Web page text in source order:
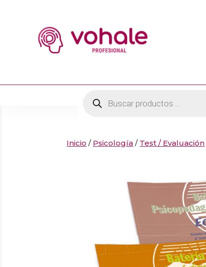
productos
Inicio / Psicología / Test / Evaluación